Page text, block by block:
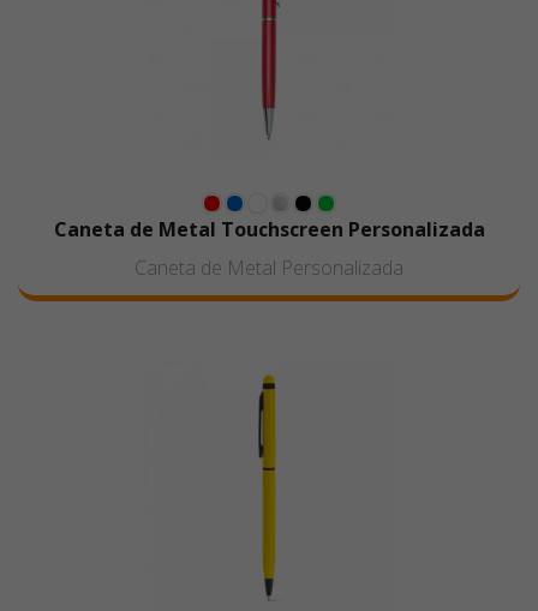
Caneta de Metal Touchscreen Personalizada
Caneta de Metal Personalizada